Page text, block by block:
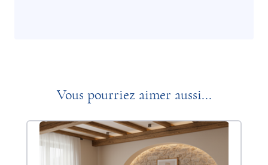
Vous pourriez aimer aussi...